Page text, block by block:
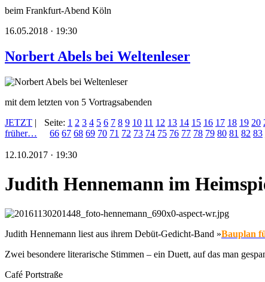
beim Frankfurt-Abend Köln
16.05.2018 · 19:30
Norbert Abels bei Weltenleser
mit dem letzten von 5 Vortragsabenden
JETZT |
früher…
Seite: 1 2 3 4 5 6 7 8 9 10 11 12 13 14 15 16 17 18 19 20
66 67 68 69 70 71 72 73 74 75 76 77 78 79 80 81 82 83
12.10.2017 · 19:30
Judith Hennemann im
Judith Hennemann liest aus ihrem Debüt-Gedicht-Band »Bauplan
Zwei besondere literarische Stimmen – ein Duett, auf das man
Café Portstraße